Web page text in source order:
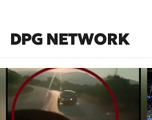
DPG NETWORK